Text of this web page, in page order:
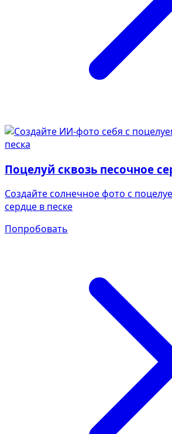
Поцелуй сквозь песочное
Создайте солнечное фото с
сердце в песке
Попробовать